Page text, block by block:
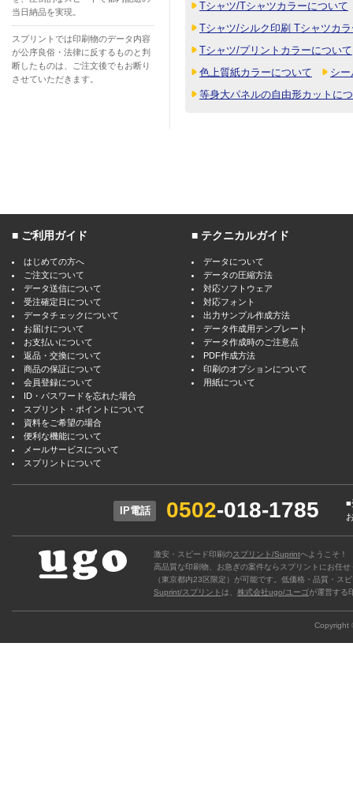
当日納品を実現。
スプリントでは印刷物のデータ内容
が公序良俗・法律に反するものと判
断したものは、ご注文後でもお断り
させていただきます。
Tシャツ/Tシャツカラーについて
Tシャツ/シルク印刷 Tシャツカ
Tシャツ/プリントカラーについて
色上質紙カラーについて
シ
等身大パネルの自由形カットに
ご利用ガイド
はじめての方へ
ご注文について
データ送信について
受注確定日について
データチェックについて
お届けについて
お支払いについて
返品・交換について
商品の保証について
会員登録について
ID・パスワードを忘れた場合
スプリント・ポイントについて
資料をご希望の場合
便利な機能について
メールサービスについて
スプリントについて
テクニカルガイド
データについて
データの圧縮方法
対応ソフトウェア
対応フォント
出力サンプル作成方法
データ作成用テンプレート
データ作成時のご注意点
PDF作成方法
印刷のオプションについて
用紙について
IP電話 0502-018-1785
■
激安・スピード印刷のスプリント/Suprintへようこそ！
高品質な印刷物、お急ぎの案件ならスプリントにお任
（東京都内23区限定）が可能です。低価格・品質・ス
Suprint/スプリントは、 株式会社ugo/ユーゴが運営する
Copyright